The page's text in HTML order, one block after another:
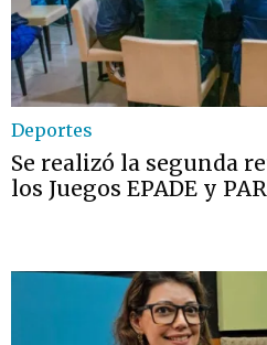
Deportes
Se realizó la segunda
los Juegos EPADE y